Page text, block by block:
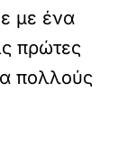
με ένα
πρώτες
πολλούς